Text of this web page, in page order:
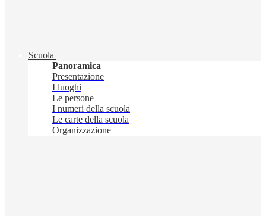
Scuola
Panoramica
Presentazione
I luoghi
Le persone
I numeri della scuola
Le carte della scuola
Organizzazione